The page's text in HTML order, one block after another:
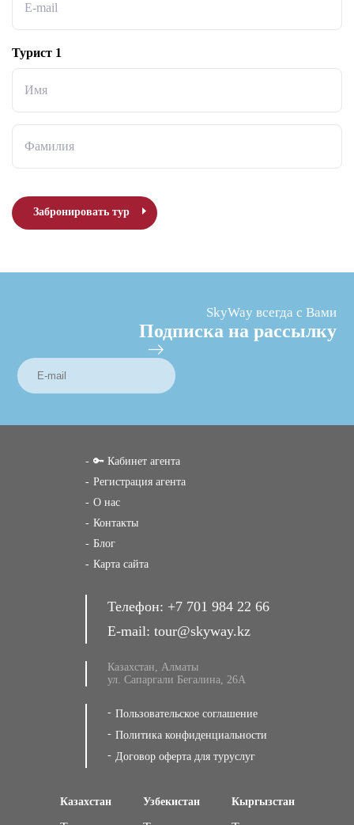
E-mail
Турист 1
Имя
Фамилия
Забронировать тур
SkyWay всегда с Вами
Подписка на рассылку
🔑 Кабинет агента
Регистрация агента
О нас
Контакты
Блог
Карта сайта
Телефон: +7 701 984 22 66
E-mail: tour@skyway.kz
Казахстан, Алматы
ул. Сапаргали Бегалина, 26А
Пользовательское соглашение
Политика конфиденциальности
Договор оферта для туруслуг
Казахстан Узбекистан Кыргызстан